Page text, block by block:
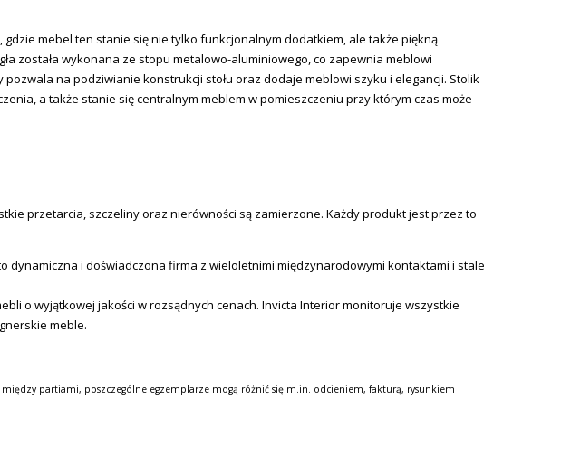
mebel ten stanie się nie tylko funkcjonalnym dodatkiem, ale także piękną
została wykonana ze stopu metalowo-aluminiowego, co zapewnia meblowi
na podziwianie konstrukcji stołu oraz dodaje meblowi szyku i elegancji. Stolik
a także stanie się centralnym meblem w pomieszczeniu przy którym czas może
przetarcia, szczeliny oraz nierówności są zamierzone. Każdy produkt jest przez to
i doświadczona firma z wieloletnimi międzynarodowymi kontaktami i stale
o wyjątkowej jakości w rozsądnych cenach. Invicta Interior monitoruje wszystkie
meble.
partiami, poszczególne egzemplarze mogą różnić się m.in. odcieniem, fakturą, rysunkiem